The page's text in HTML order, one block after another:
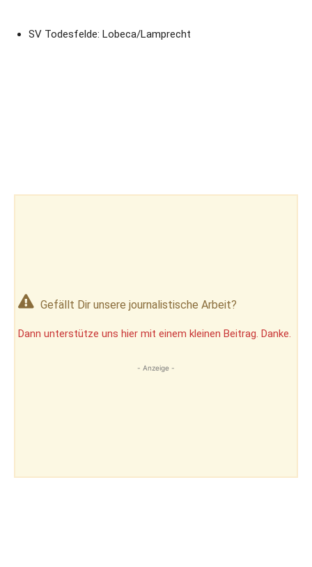
SV Todesfelde: Lobeca/Lamprecht
Gefällt Dir unsere journalistische Arbeit?
Dann unterstütze uns hier mit einem kleinen Beitrag. Danke.
- Anzeige -